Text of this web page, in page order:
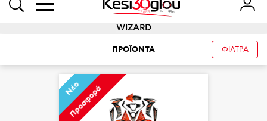
WIZARD
ΠΡΟΪΟΝΤΑ ΦΙΛΤΡΑ
Νέο
Προσφορά